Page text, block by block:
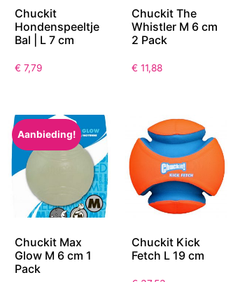
Chuckit
Hondenspeeltje
Bal | L 7 cm
€ 7,79
Chuckit The
Whistler M 6 cm
2 Pack
€ 11,88
Aanbieding!
Chuckit Max
Glow M 6 cm 1
Pack
Chuckit Kick
Fetch L 19 cm